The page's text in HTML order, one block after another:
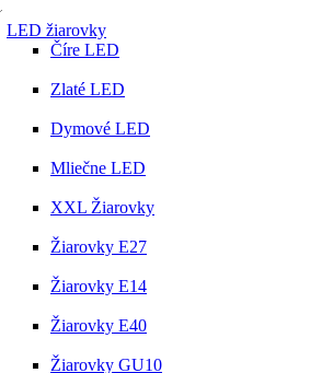
LED žiarovky
Číre LED
Zlaté LED
Dymové LED
Mliečne LED
XXL Žiarovky
Žiarovky E27
Žiarovky E14
Žiarovky E40
Žiarovky GU10